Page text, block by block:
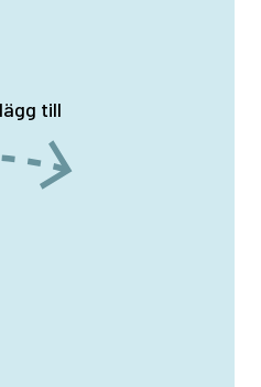
till